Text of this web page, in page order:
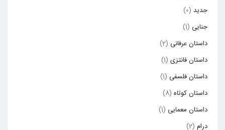
جدید (0)
جنایی (1)
داستان عرفانی (2)
داستان فانتزی (1)
داستان فلسفی (1)
داستان کوتاه (8)
داستان معمایی (1)
درام (2)